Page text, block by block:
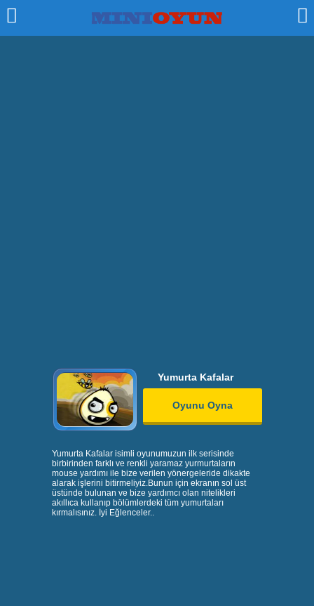
Yumurta Kafalar
Oyunu Oyna
Yumurta Kafalar isimli oyunumuzun ilk serisinde
birbirinden farklı ve renkli yaramaz yurmurtaların
mouse yardımı ile bize verilen yönergeleride dikakte
alarak işlerini bitirmeliyiz.Bunun için ekranın sol üst
üstünde bulunan ve bize yardımcı olan nitelikleri
akıllıca kullanıp bölümlerdeki tüm yumurtaları
kırmalısınız. İyi Eğlenceler..